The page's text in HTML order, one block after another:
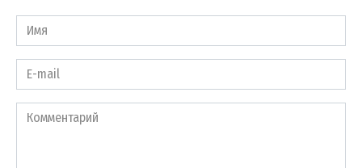
Имя
*
mail
*Комментарий